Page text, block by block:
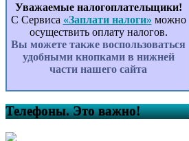
Уважаемые налогоплательщики!
С Сервиса «Заплати налоги» можно
осуществить оплату налогов.
Вы можете также воспользоваться
удобными кнопками в нижней
части нашего сайта
Телефоны. Это важно!